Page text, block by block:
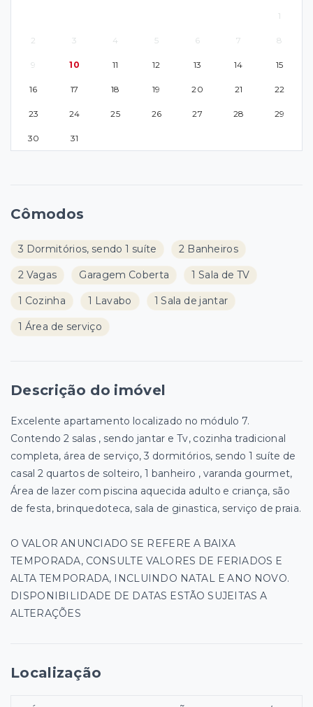
1
2 3 4 5 6 7 8
9 10 11 12 13 14 15
16 17 18 19 20 21 22
23 24 25 26 27 28 29
30 31
Cômodos
3 Dormitórios, sendo 1 suíte 2 Banheiros
2 Vagas Garagem Coberta 1 Sala de TV
1 Cozinha 1 Lavabo 1 Sala de jantar
1 Área de serviço
Descrição do imóvel
Excelente apartamento localizado no módulo 7.
Contendo 2 salas , sendo jantar e Tv, cozinha tradicional
completa, área de serviço, 3 dormitórios, sendo 1 suíte de
casal 2 quartos de solteiro, 1 banheiro , varanda gourmet,
Área de lazer com piscina aquecida adulto e criança, são
de festa, brinquedoteca, sala de ginastica, serviço de praia.
O VALOR ANUNCIADO SE REFERE A BAIXA
TEMPORADA, CONSULTE VALORES DE FERIADOS E
ALTA TEMPORADA, INCLUINDO NATAL E ANO NOVO.
DISPONIBILIDADE DE DATAS ESTÃO SUJEITAS A
ALTERAÇÕES
Localização